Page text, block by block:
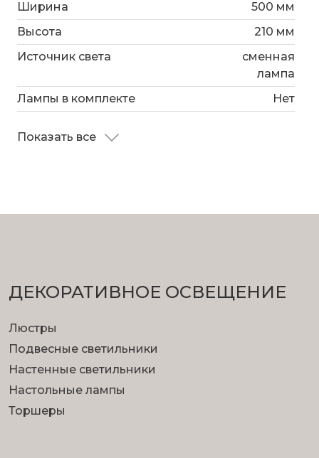
Ширина
500 мм
Высота
210 мм
Источник света
сменная
лампа
Лампы в комплекте
Нет
Показать все
ДЕКОРАТИВНОЕ ОСВЕЩЕНИЕ
Люстры
Подвесные светильники
Настенные светильники
Настольные лампы
Торшеры